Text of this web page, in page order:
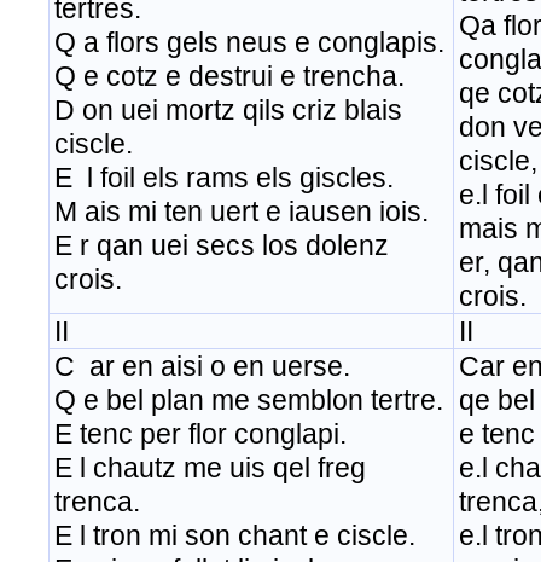
tertres.
Q a flors gels neus e conglapis.
Q e cotz e destrui e trencha.
D on uei mortz qils criz blais
ciscle.
E l foil els rams els giscles.
M ais mi ten uert e iausen iois.
E r qan uei secs los dolenz
crois.
Qa
qe
don
ciscle,
e.l foil
mais
er,
crois.
II
II
C ar en aisi o en uerse.
Q e bel plan me semblon tertre.
E tenc per flor conglapi.
E l chautz me uis qel freg
trenca.
E l tron mi son chant e ciscle.
Car
qe
e
e.l
e.l